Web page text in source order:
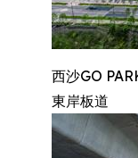
西沙GO
東岸板道